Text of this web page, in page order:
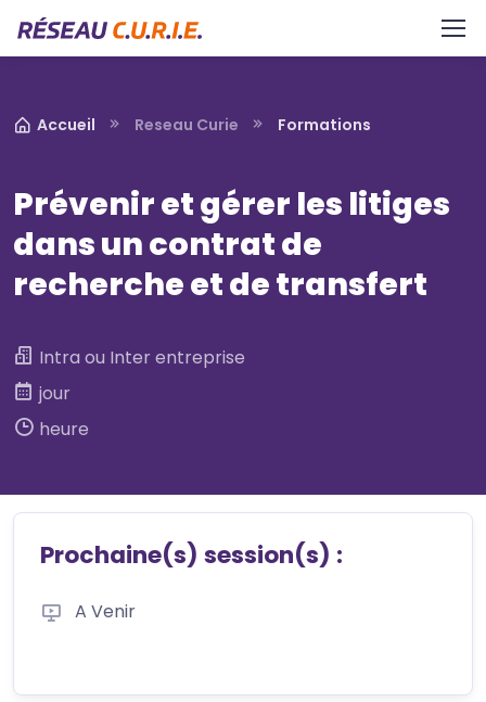
Aller au contenu principal
Accueil Reseau Curie Formations
Prévenir et gérer les litiges
dans un contrat de
recherche et de transfert
Intra ou Inter entreprise
jour
heure
Prochaine(s) session(s) :
A Venir
Panneau de gestion des cookies